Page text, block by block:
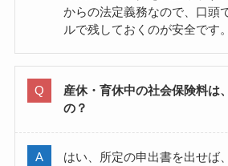
からの法定義務なので、口頭
ルで残しておくのが安全です。
産休・育休中の社会保険料は
の？
はい、所定の申出書を出せば